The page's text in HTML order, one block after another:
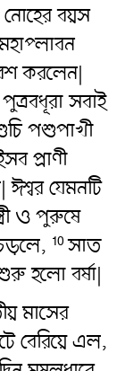
বয়স
করলেন|
সবাই
পশুপাখী
প্রাণী
যেমনটি
ও পুরুষে
10সাত
হলো বর্ষা|
মাসের
বেরিয়ে এল,